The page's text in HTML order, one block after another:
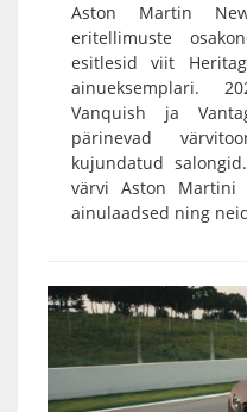
Aston Martin
eritellimuste
esitlesid viit
ainueksemplari.
Vanquish ja
pärinevad
kujundatud
värvi Aston
ainulaadsed ning